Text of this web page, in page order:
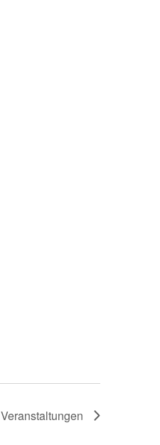
Veranstaltungen